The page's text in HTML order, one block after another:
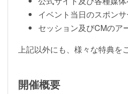
イベント当日のスポン
セッション及びCMのア
上記以外にも、様々な特典を
開催概要